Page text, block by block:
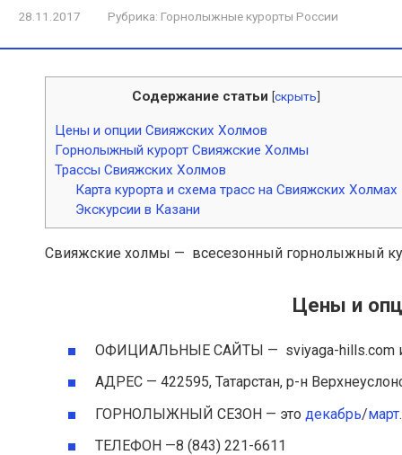
28.11.2017 Рубрика: Горнолыжные курорты России
Содержание статьи [скрыть]
Цены и опции Свияжских Холмов
Горнолыжный курорт Свияжские Холмы
Трассы Свияжских Холмов
Карта курорта и схема трасс на Свияжских Холмах
Экскурсии в Казани
Свияжские холмы — всесезонный горнолыжный
Цены и
ОФИЦИАЛЬНЫЕ САЙТЫ — sviyaga-hills.com и
АДРЕС — 422595, Татарстан, р-н
ГОРНОЛЫЖНЫЙ СЕЗОН — это декабрь/март.
ТЕЛЕФОН —8 (843) 221-6611